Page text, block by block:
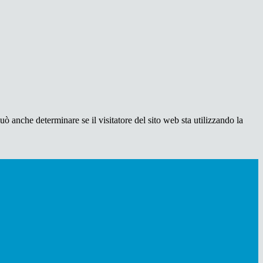
anche determinare se il visitatore del sito web sta utilizzando la